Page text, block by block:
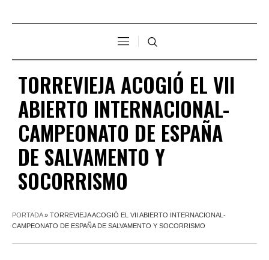
TORREVIEJA ACOGIÓ EL VII
ABIERTO INTERNACIONAL-
CAMPEONATO DE ESPAÑA
DE SALVAMENTO Y
SOCORRISMO
PORTADA» TORREVIEJA ACOGIÓ EL VII ABIERTO INTERNACIONAL-
CAMPEONATO DE ESPAÑA DE SALVAMENTO Y SOCORRISMO